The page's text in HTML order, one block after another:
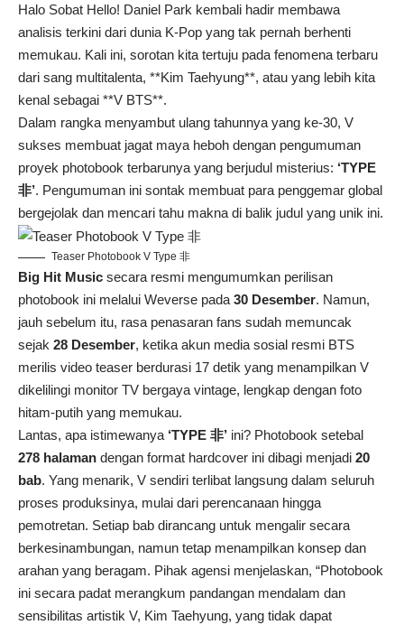
Halo Sobat Hello! Daniel Park kembali hadir membawa
analisis terkini dari dunia K-Pop yang tak pernah berhenti
memukau. Kali ini, sorotan kita tertuju pada fenomena terbaru
dari sang multitalenta, **Kim Taehyung**, atau yang lebih kita
kenal sebagai **V BTS**.
Dalam rangka menyambut ulang tahunnya yang ke-30, V
sukses membuat jagat maya heboh dengan pengumuman
proyek photobook terbarunya yang berjudul misterius: ‘TYPE
非’. Pengumuman ini sontak membuat para penggemar global
bergejolak dan mencari tahu makna di balik judul yang unik ini.
Teaser Photobook V Type 非
Big Hit Music secara resmi mengumumkan perilisan
photobook ini melalui Weverse pada30 Desember. Namun,
jauh sebelum itu, rasa penasaran fans sudah memuncak
sejak 28 Desember, ketika akun media sosial resmi BTS
merilis video teaser berdurasi 17 detik yang menampilkan V
dikelilingi monitor TV bergaya vintage, lengkap dengan foto
hitam-putih yang memukau.
Lantas, apa istimewanya ‘TYPE 非’ ini? Photobook setebal
278 halaman dengan format hardcover ini dibagi menjadi 20
bab. Yang menarik, V sendiri terlibat langsung dalam seluruh
proses produksinya, mulai dari perencanaan hingga
pemotretan. Setiap bab dirancang untuk mengalir secara
berkesinambungan, namun tetap menampilkan konsep dan
arahan yang beragam. Pihak agensi menjelaskan, “Photobook
ini secara padat merangkum pandangan mendalam dan
sensibilitas artistik V, Kim Taehyung, yang tidak dapat